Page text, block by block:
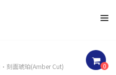
0
刻面琥珀(Amber Cut)